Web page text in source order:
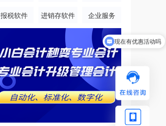
报税软件 进销存软件 企业服务
现在有优惠活动吗